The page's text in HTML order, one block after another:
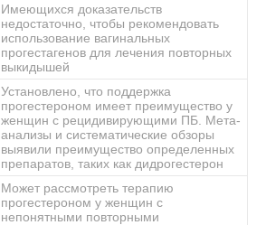
Имеющихся доказательств
недостаточно, чтобы рекомендовать
использование вагинальных
прогестагенов для лечения повторных
выкидышей
Установлено, что поддержка
прогестероном имеет преимущество у
женщин с рецидивирующими ПБ. Мета-
анализы и систематические обзоры
выявили преимущество определенных
препаратов, таких как дидрогестерон
Может рассмотреть терапию
прогестероном у женщин с
непонятными повторными